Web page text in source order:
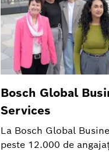
Bosch Global
Services
La Bosch Global
peste 12.000 de